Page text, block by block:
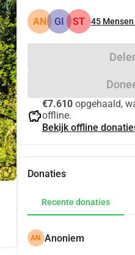
AN GI ST 45
savings
€7.610opgehaald,
offline.
Bekijk offline
Donaties
Recente donaties
AN Anoniem